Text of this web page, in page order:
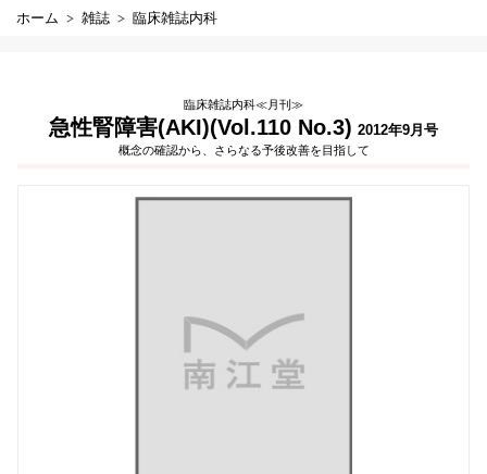
ホーム 雑誌 臨床雑誌内科
臨床雑誌内科≪月刊≫
急性腎障害(AKI)(Vol.110 No.3) 2012年9月号
概念の確認から、さらなる予後改善を目指して